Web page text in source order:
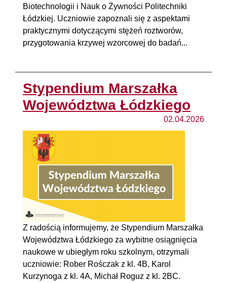
Biotechnologii i Nauk o Żywności Politechniki
Łódzkiej. Uczniowie zapoznali się z aspektami
praktycznymi dotyczącymi stężeń roztworów,
przygotowania krzywej wzorcowej do badań...
Stypendium Marszałka
Województwa Łódzkiego
02.04.2026
Z radością informujemy, że Stypendium Marszałka
Województwa Łódzkiego za wybitne osiągnięcia
naukowe w ubiegłym roku szkolnym, otrzymali
uczniowie: Rober Rośczak z kl. 4B, Karol
Kurzynoga z kl. 4A, Michał Roguz z kl. 2BC.